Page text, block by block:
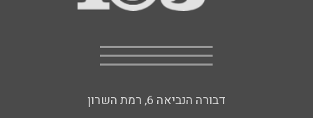
דבורה הנביאה 6, רמת השרון